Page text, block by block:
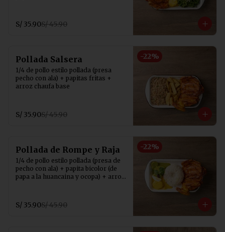
S/ 35.90S/ 45.90
-22%
Pollada Salsera
1/4 de pollo estilo pollada (presa
pecho con ala) + papitas fritas +
arroz chaufa base
S/ 35.90S/ 45.90
-22%
Pollada de Rompe y Raja
1/4 de pollo estilo pollada (presa de
pecho con ala) + papita bicolor (de
papa a la huancaina y ocopa) + arroz
S/ 35.90S/ 45.90